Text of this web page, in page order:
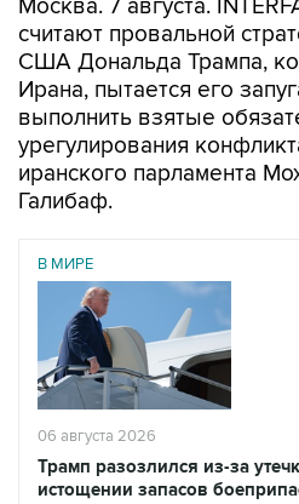
Москва. 7 августа.
считают провальной
США Дональда Трампа,
Ирана, пытается его
выполнить взятые
урегулирования
иранского парламента
Галибаф.
В МИРЕ
06 августа 2026
Трамп разозлился из-за
истощении запасов